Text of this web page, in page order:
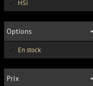
HSI
Options
En stock
Prix